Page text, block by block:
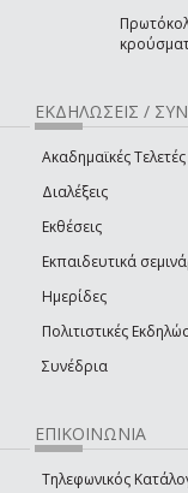
ΕΚΔΗΛΩΣΕΙΣ /
Ακαδημαϊκές Τελετές
Διαλέξεις
Εκθέσεις
Εκπαιδευτικά
Ημερίδες
Πολιτιστικές
Συνέδρια
ΕΠΙΚΟΙΝΩΝΙΑ
Τηλεφωνικός